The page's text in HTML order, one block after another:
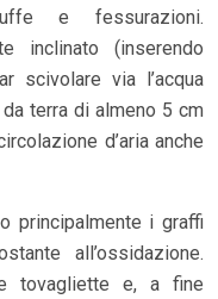
e fessurazioni.
inclinato (inserendo
scivolare via l’acqua
terra di almeno 5 cm
d’aria anche
principalmente i graffi
all’ossidazione.
tovagliette e, a fine